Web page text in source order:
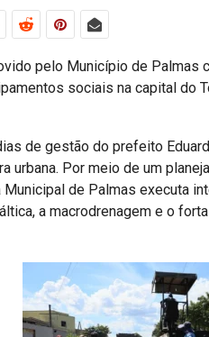
pelo Município de Palmas
sociais na capital do
de gestão do prefeito
urbana. Por meio de um
Municipal de Palmas executa
a macrodrenagem e o